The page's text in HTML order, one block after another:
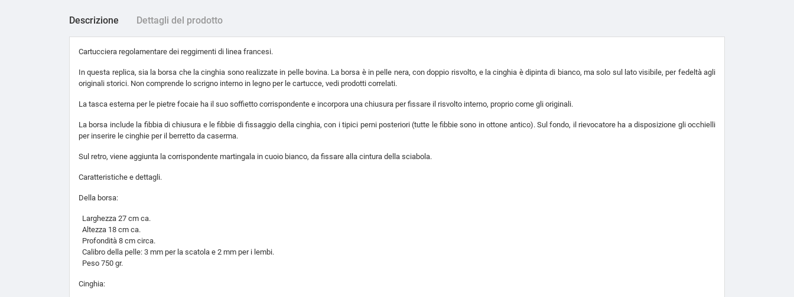
Descrizione Dettagli del prodotto
Cartucciera regolamentare dei reggimenti di linea francesi.
In questa replica, sia la borsa che la cinghia sono realizzate in pelle bovina. La borsa è in pelle nera, con doppio risvolto, e la cinghia è dipinta di bianco, ma solo sul lato visibile, per fedeltà agli
originali storici. Non comprende lo scrigno interno in legno per le cartucce, vedi prodotti correlati.
La tasca esterna per le pietre focaie ha il suo soffietto corrispondente e incorpora una chiusura per fissare il risvolto interno, proprio come gli originali.
La borsa include la fibbia di chiusura e le fibbie di fissaggio della cinghia, con i tipici perni posteriori (tutte le fibbie sono in ottone antico). Sul fondo, il rievocatore ha a disposizione gli occhielli
per inserire le cinghie per il berretto da caserma.
Sul retro, viene aggiunta la corrispondente martingala in cuoio bianco, da fissare alla cintura della sciabola.
Caratteristiche e dettagli.
Della borsa:
Larghezza 27 cm ca.
Altezza 18 cm ca.
Profondità 8 cm circa.
Calibro della pelle: 3 mm per la scatola e 2 mm per i lembi.
Peso 750 gr.
Cinghia: